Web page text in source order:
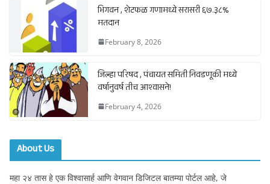
भिगवन , शेटफळ गणामध्ये सरासरी ६७.३८%
मतदान
February 8, 2026
जिल्हा परिषद , पंचायत समिती निवडणूकी मध्ये
वर्षानुवर्ष तीच आश्वासने!
February 4, 2026
About Us
महा २४ तास हे एक विश्वासार्ह आणि वेगवान डिजिटल बातम्या पोर्टल आहे, जे